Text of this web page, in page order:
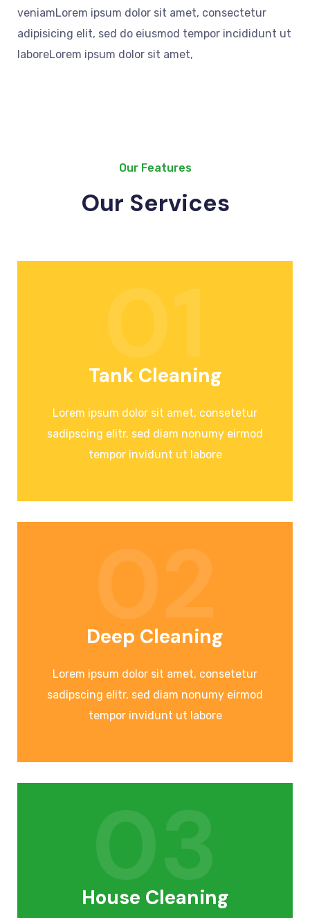
veniamLorem ipsum dolor sit amet, consectetur
adipisicing elit, sed do eiusmod tempor incididunt ut
laboreLorem ipsum dolor sit amet,
Our Features
Our Services
Tank Cleaning
Lorem ipsum dolor sit amet, consetetur
sadipscing elitr, sed diam nonumy eirmod
tempor invidunt ut labore
Deep Cleaning
Lorem ipsum dolor sit amet, consetetur
sadipscing elitr, sed diam nonumy eirmod
tempor invidunt ut labore
House Cleaning